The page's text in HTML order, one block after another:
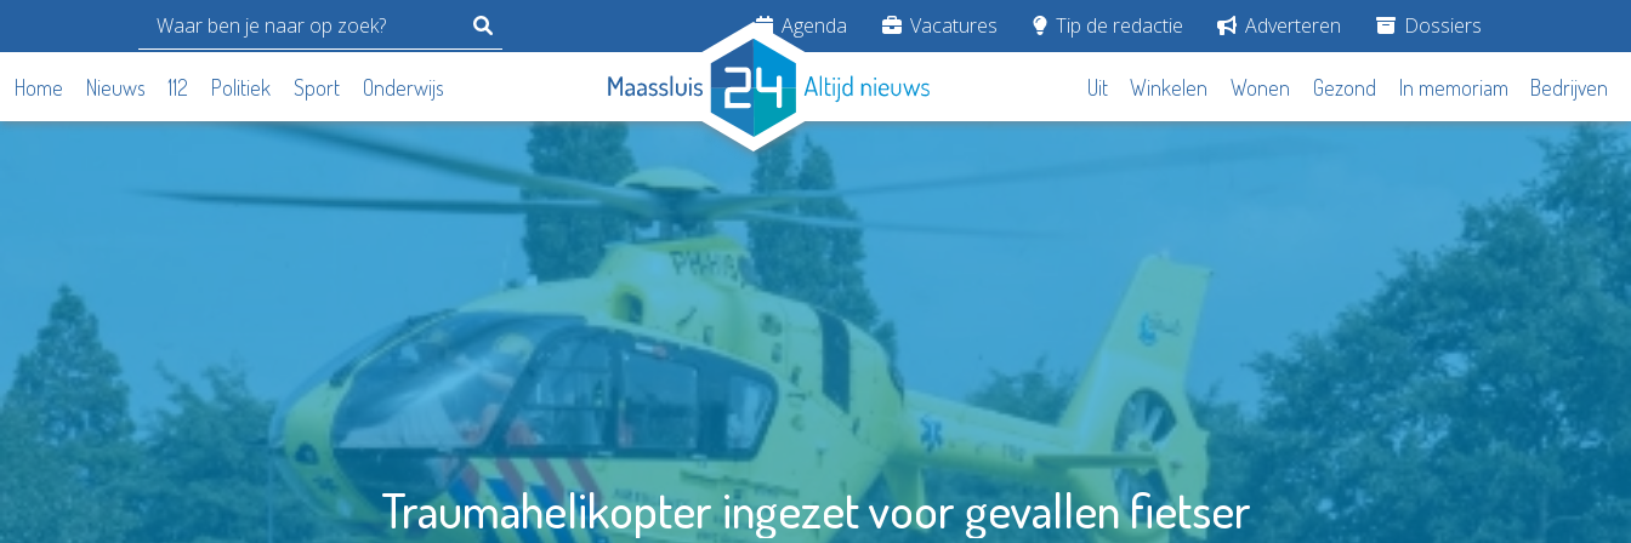
Agenda Vacatures Tip de redactie Adverteren Dossiers
Home Nieuws 112 Politiek Sport Onderwijs Uit Winkelen Wonen Gezond In memoriam Bedrijven
Traumahelikopter ingezet voor gevallen fietser